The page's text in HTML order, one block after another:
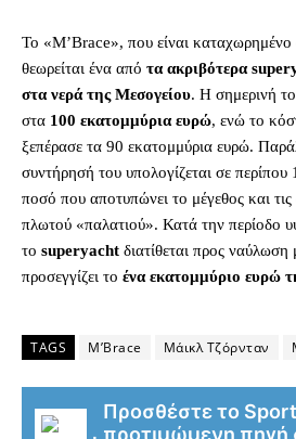
Το «M’Brace», που είναι
θεωρείται ένα από τα ακριβότερα
στα νερά της Μεσογείου. Η σημερινή
στα 100 εκατομμύρια ευρώ, ενώ το
ξεπέρασε τα 90 εκατομμύρια ευρώ.
συντήρησή του υπολογίζεται σε
ποσό που αποτυπώνει το μέγεθος και τις
πλωτού «παλατιού». Κατά την περίοδο
το superyacht διατίθεται προς
προσεγγίζει το ένα εκατομμύριο ευρώ
TAGS M’Brace Μάικλ Τζόρνταν
Προσθέστε το
προτιμώμενη πηγή